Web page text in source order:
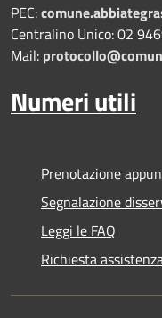
PEC:
Centralino Unico: 02
Mail:
Numeri utili
Prenotazione
Segnalazione
Leggi le FAQ
Richiesta